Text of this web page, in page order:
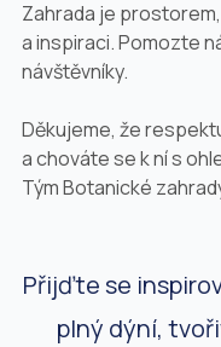
Zahrada je
a inspiraci. Pomozte
návštěvníky.
Děkujeme, že
a chováte se k ní s
Tým Botanické
Přijďte se
plný dýní,